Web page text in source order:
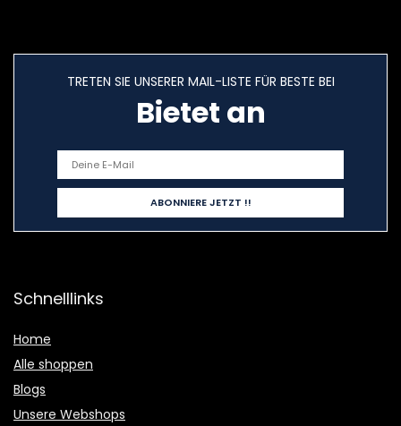
TRETEN SIE UNSERER MAIL-LISTE FÜR BESTE BEI
Bietet an
Schnelllinks
Home
Alle shoppen
Blogs
Unsere Webshops